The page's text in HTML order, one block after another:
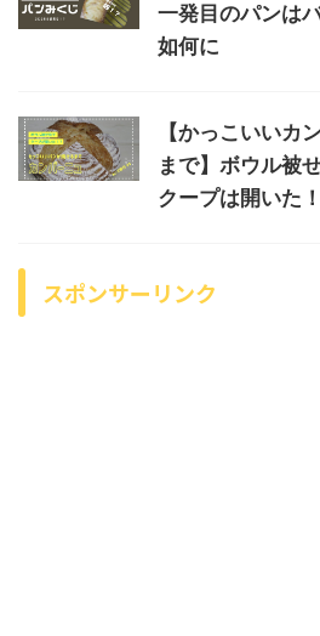
一発目のパンは
如何に
【かっこいいカ
まで】ボウル被
クープは開いた
スポンサーリンク